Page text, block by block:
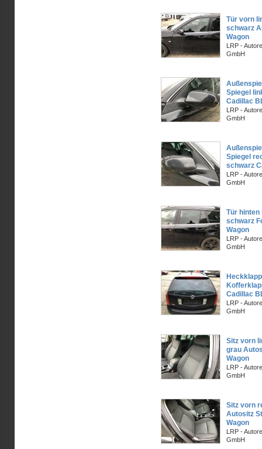
Tür vorn
schwarz
Wagon
LRP -
GmbH
Spiegel
Cadillac
LRP -
GmbH
Spiegel
schwarz
LRP -
GmbH
Tür hinten
schwarz
Wagon
LRP -
GmbH
Cadillac
LRP -
GmbH
Sitz vorn
grau
Wagon
LRP -
GmbH
Sitz vorn
Autositz
Wagon
LRP -
GmbH